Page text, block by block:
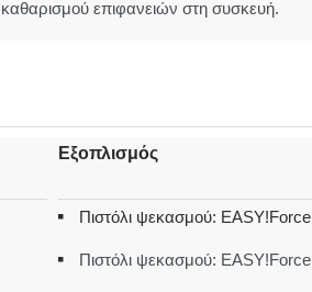
καθαρισμού επιφανειών στη συσκευή.
Εξοπλισμός
Πιστόλι ψεκασμού: EASY!Force
Πιστόλι ψεκασμού: EASY!Force